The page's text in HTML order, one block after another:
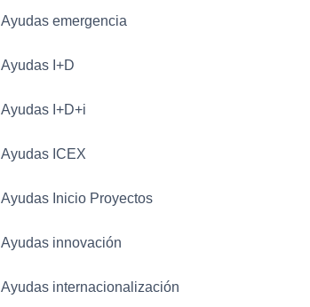
Ayudas emergencia
Ayudas I+D
Ayudas I+D+i
Ayudas ICEX
Ayudas Inicio Proyectos
Ayudas innovación
Ayudas internacionalización